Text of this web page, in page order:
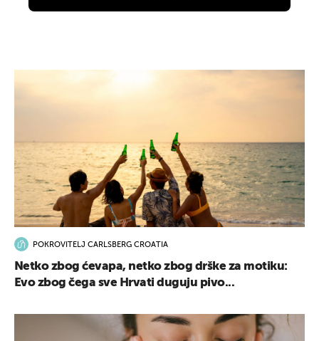
POKROVITELJ CARLSBERG CROATIA
Netko zbog ćevapa, netko zbog drške za motiku:
Evo zbog čega sve Hrvati duguju pivo...